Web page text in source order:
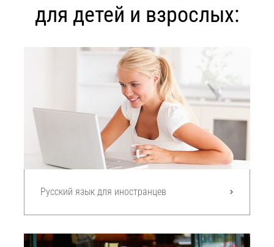
для детей и взрослых:
Русский язык для иностранцев